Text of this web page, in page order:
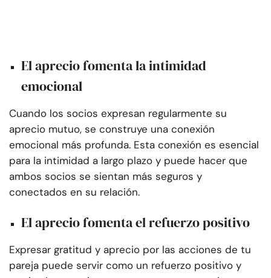
El aprecio fomenta la intimidad
emocional
Cuando los socios expresan regularmente su
aprecio mutuo, se construye una conexión
emocional más profunda. Esta conexión es esencial
para la intimidad a largo plazo y puede hacer que
ambos socios se sientan más seguros y
conectados en su relación.
El aprecio fomenta el refuerzo positivo
Expresar gratitud y aprecio por las acciones de tu
pareja puede servir como un refuerzo positivo y